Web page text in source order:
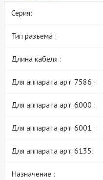
Серия:
Тип разъема :
Длина кабеля :
Для аппарата арт. 7586 :
Для аппарата арт. 6000 :
Для аппарата арт. 6001 :
Для аппарата арт. 6135:
Назначение :